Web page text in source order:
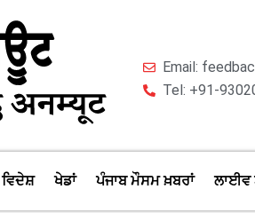
Email:
Tel: +91-
ਵਿਦੇਸ਼ ਖੇਡਾਂ ਪੰਜਾਬ ਮੌਸਮ ਖ਼ਬਰਾਂ ਲਾਈਵ